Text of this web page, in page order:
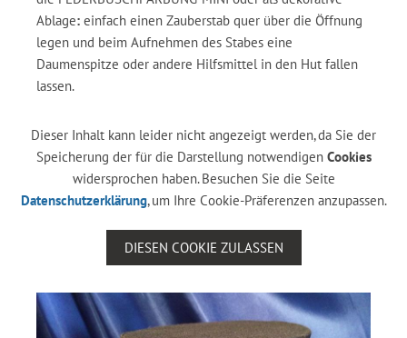
Ablage: einfach einen Zauberstab quer über die Öffnung
legen und beim Aufnehmen des Stabes eine
Daumenspitze oder andere Hilfsmittel in den Hut fallen
lassen.
Dieser Inhalt kann leider nicht angezeigt werden, da Sie der
Speicherung der für die Darstellung notwendigen Cookies
widersprochen haben. Besuchen Sie die Seite
Datenschutzerklärung, um Ihre Cookie-Präferenzen anzupassen.
DIESEN COOKIE ZULASSEN